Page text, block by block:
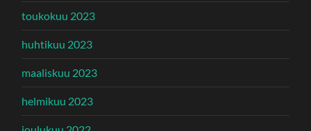
toukokuu 2023
huhtikuu 2023
maaliskuu 2023
helmikuu 2023